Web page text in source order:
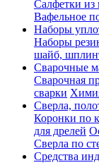
Салфетки
Вафельное
Наборы
Наборы
шайб,
Сварочные
Сварочная
сварки
Сверла,
Коронки по
для дрелей
Сверла по
Средства